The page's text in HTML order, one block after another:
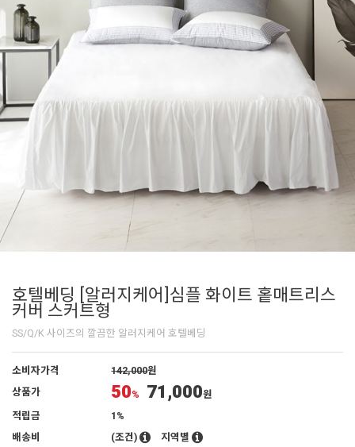
호텔베딩 [알러지케어]심플 화이트 홑매트리스
커버 스커트형
SS/Q/K 사이즈의 깔끔한 알러지케어 호텔베딩
소비자가격 142,000원
상품가
50% 71,000원
적립금
1%
배송비
(조건) 지역별